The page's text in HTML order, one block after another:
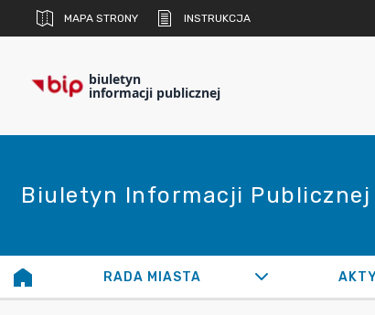
MAPA STRONY INSTRUKCJA
biuletyn
informacji publicznej
Biuletyn Informacji
RADA MIASTA